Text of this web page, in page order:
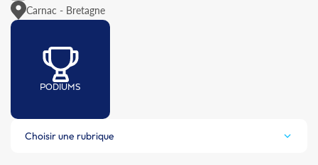
Carnac - Bretagne
PODIUMS
Choisir une rubrique